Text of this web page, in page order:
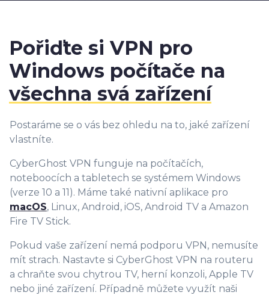
Pořiďte si VPN pro
Windows počítače na
všechna svá zařízení
Postaráme se o vás bez ohledu na to, jaké zařízení
vlastníte.
CyberGhost VPN funguje na počítačích,
noteboocích a tabletech se systémem Windows
(verze 10 a 11). Máme také nativní aplikace pro
macOS, Linux, Android, iOS, Android TV a Amazon
Fire TV Stick.
Pokud vaše zařízení nemá podporu VPN, nemusíte
mít strach. Nastavte si CyberGhost VPN na routeru
a chraňte svou chytrou TV, herní konzoli, Apple TV
nebo jiné zařízení. Případně můžete využít naši